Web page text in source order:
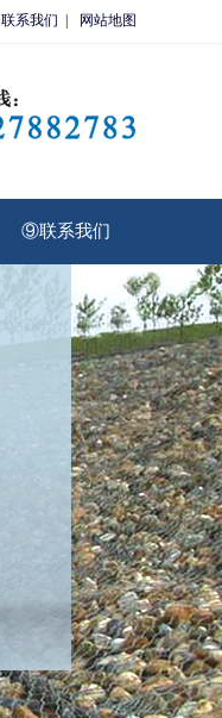
联系我们 | 网站地图
⑨联系我们